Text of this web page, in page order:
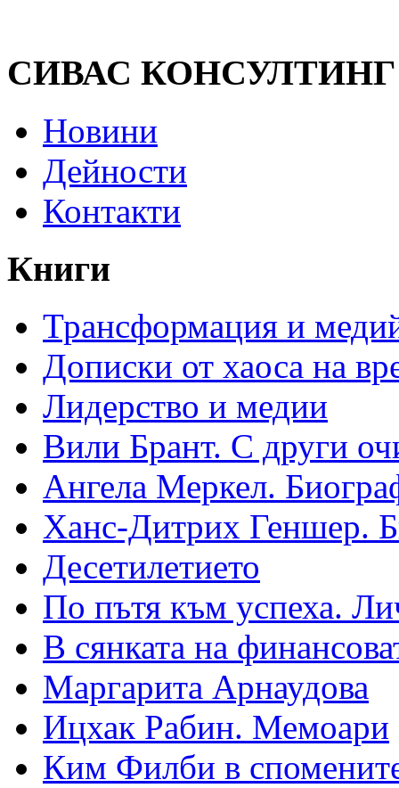
СИВАС КОНСУЛТИНГ
Новини
Дейности
Контакти
Книги
Трансформация и
Дописки от хаоса на
Лидерство и медии
Вили Брант. С други
Ангела Меркел.
Ханс-Дитрих Геншер.
Десетилетието
По пътя към успеха.
В сянката на
Маргарита Арнаудова
Ицхак Рабин. Мемоари
Ким Филби в